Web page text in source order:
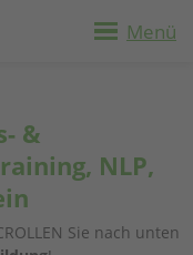
Menü
&
NLP,
Sie nach unten